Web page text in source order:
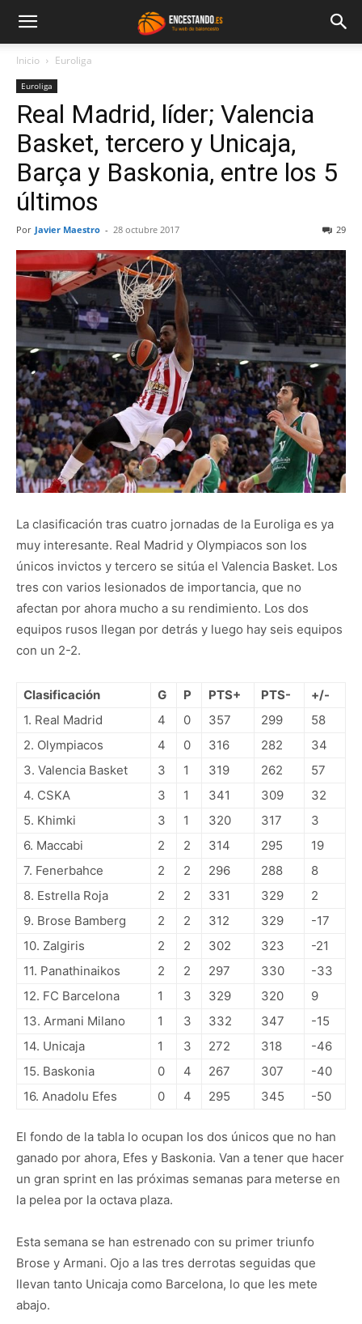
Inicio Euroliga
Euroliga
Real Madrid, líder; Valencia
Basket, tercero y Unicaja,
Barça y Baskonia, entre los 5
últimos
Por Javier Maestro - 28 octubre 2017 29
La clasificación tras cuatro jornadas de la Euroliga es ya
muy interesante. Real Madrid y Olympiacos son los
únicos invictos y tercero se sitúa el Valencia Basket. Los
tres con varios lesionados de importancia, que no
afectan por ahora mucho a su rendimiento. Los dos
equipos rusos llegan por detrás y luego hay seis equipos
con un 2-2.
Clasificación G P PTS+ PTS-
+/-
1. Real Madrid
4 0 357 299
58
2. Olympiacos
4 0 316 282
34
3. Valencia Basket
3 1 319 262
57
4. CSKA
3 1 341 309
32
5. Khimki
3 1 320 317
3
6. Maccabi
2 2 314 295
19
7. Fenerbahce
2 2 296 288
8
8. Estrella Roja
2 2 331 329
2
9. Brose Bamberg
2 2 312 329
-17
10. Zalgiris
2 2 302 323
-21
11. Panathinaikos
2 2 297 330
-33
12. FC Barcelona
1 3 329 320
9
13. Armani Milano
1 3 332 347
-15
14. Unicaja
1 3 272 318
-46
15. Baskonia
0 4 267 307
-40
16. Anadolu Efes
0 4 295 345 -50
El fondo de la tabla lo ocupan los dos únicos que no han
ganado por ahora, Efes y Baskonia. Van a tener que hacer
un gran sprint en las próximas semanas para meterse en
la pelea por la octava plaza.
Esta semana se han estrenado con su primer triunfo
Brose y Armani. Ojo a las tres derrotas seguidas que
llevan tanto Unicaja como Barcelona, lo que les mete
abajo.